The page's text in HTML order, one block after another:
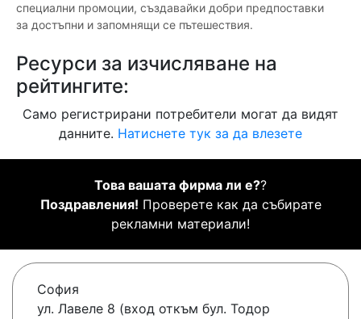
специални промоции, създавайки добри предпоставки
за достъпни и запомнящи се пътешествия.
Ресурси за изчисляване на
рейтингите:
Само регистрирани потребители могат да видят
данните. Натиснете тук за да влезете
Това вашата фирма ли е??
Поздравления! Проверете как да събирате
рекламни материали!
София
ул. Лавеле 8 (вход откъм бул. Тодор